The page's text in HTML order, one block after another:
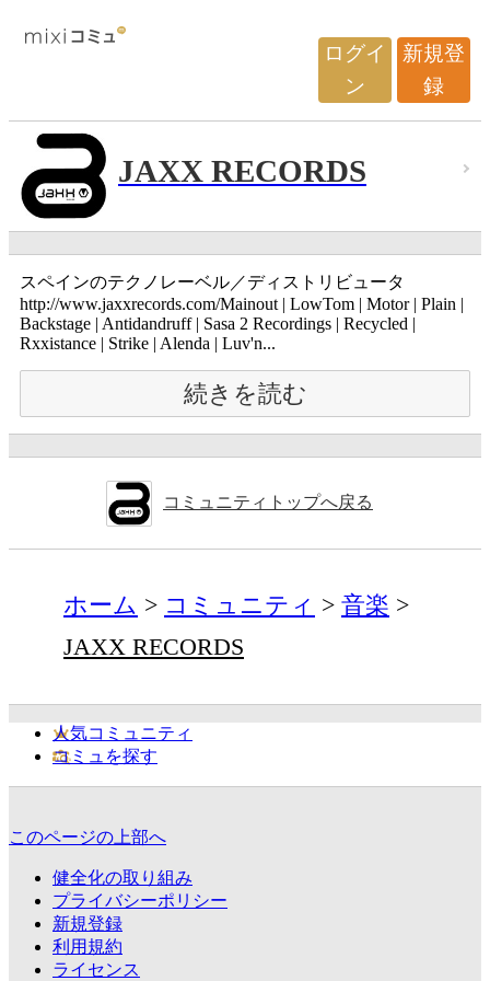
ログイ
ン
新規登
録
JAXX RECORDS
スペインのテクノレーベル／ディストリビュータ
http://www.jaxxrecords.com/Mainout | LowTom | Motor | Plain |
Backstage | Antidandruff | Sasa 2 Recordings | Recycled |
Rxxistance | Strike | Alenda | Luv'n...
続きを読む
コミュニティトップへ戻る
ホーム コミュニティ
音楽
JAXX RECORDS
人気コミュニティ
コミュを探す
このページの上部へ
健全化の取り組み
プライバシーポリシー
新規登録
利用規約
ライセンス